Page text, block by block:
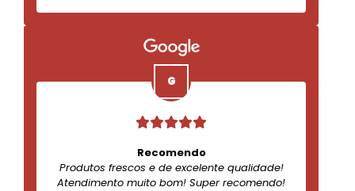
Recomendo
Produtos frescos e de excelente qualidade!
Atendimento muito bom! Super recomendo!